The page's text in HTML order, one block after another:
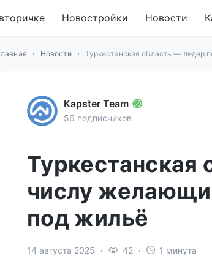
Новостройки Новости
Новости Туркестанская область — лидер
Kapster Team
56 подписчиков
Туркестанская
числу
под жильё
14 августа 2025 42 1 минута